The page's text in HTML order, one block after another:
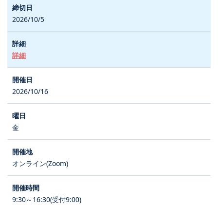
2026/10/5
詳細
2026/10/16
金
オンライン(Zoom)
9:30～16:30(受付9:00)